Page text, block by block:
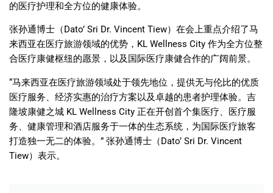
的医疗护理和全方位的健康体验。
张孙通博士（Dato’ Sri Dr. Vincent Tiew） 在会上重点介绍了马
来西亚在医疗旅游领域的优势， KL Wellness City 作为全方位整
合医疗康健枢纽的愿景，以及国际医疗康健合作的广阔前景。
“马来西亚在医疗旅游领域处于领先地位，提供无与伦比的优质
医疗服务、经济实惠的治疗方案以及卓越的患者护理体验。吉
隆坡康健之城 KL Wellness City 正在开创首个集医疗、医疗服
务、健康管理和酒店服务于一体的生态系统，为国际医疗旅客
打造独一无二的体验。 ” 张孙通博士（Dato’ Sri Dr. Vincent
Tiew）表示。